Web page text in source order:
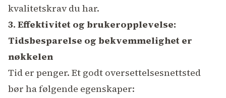
kvalitetskrav du har.
3. Effektivitet og brukeropplevelse:
Tidsbesparelse og bekvemmelighet er
nøkkelen
Tid er penger. Et godt oversettelsesnettsted
bør ha følgende egenskaper: